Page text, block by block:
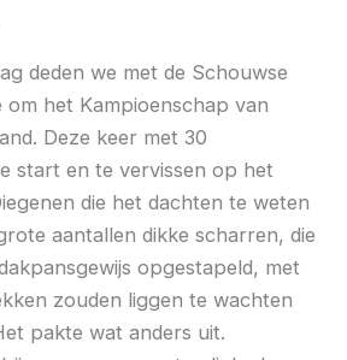
deden we met de Schouwse
om het Kampioenschap van
Deze keer met 30
start en te vervissen op het
die het dachten te weten
aantallen dikke scharren, die
opgestapeld, met
zouden liggen te wachten
pakte wat anders uit.